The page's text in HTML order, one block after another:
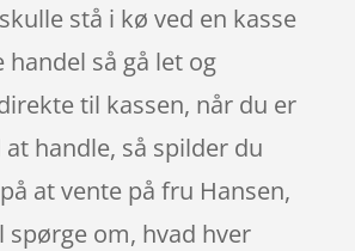
stå i kø ved en kasse
handel så gå let og
til kassen, når du er
handle, så spilder du
at vente på fru Hansen,
spørge om, hvad hver